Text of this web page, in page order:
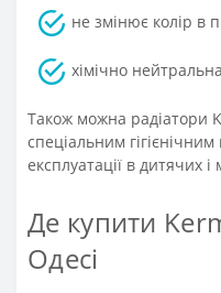
не змінює колір в
хімічно
Також можна радіатори
спеціальним
експлуатації в дитячих
Де купити
Одесі